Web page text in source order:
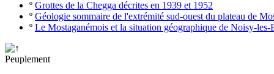
º Grottes de la Chegga décrites en 1939 et 1952
º Géologie sommaire de l'extrémité sud-ouest du plateau de
º Le Mostaganémois et la situation géographique de Noisy-les-
Peuplement